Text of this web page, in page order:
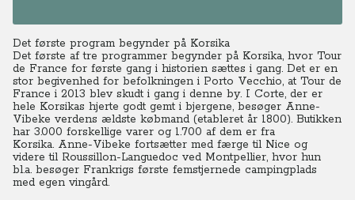
Det første program begynder på Korsika
Det første af tre programmer begynder på Korsika, hvor Tour
de France for første gang i historien sættes i gang. Det er en
stor begivenhed for befolkningen i Porto Vecchio, at Tour de
France i 2013 blev skudt i gang i denne by. I Corte, der er
hele Korsikas hjerte godt gemt i bjergene, besøger Anne-
Vibeke verdens ældste købmand (etableret år 1800). Butikken
har 3.000 forskellige varer og 1.700 af dem er fra
Korsika. Anne-Vibeke fortsætter med færge til Nice og
videre til Roussillon-Languedoc ved Montpellier, hvor hun
bl.a. besøger Frankrigs første femstjernede campingplads
med egen vingård.